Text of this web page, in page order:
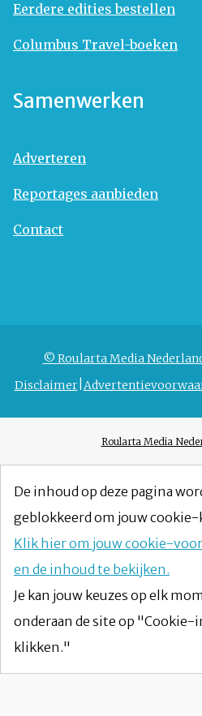
Eerdere edities bestellen
Columbus Travel-boeken
Samenwerken
Adverteren
Reportages aanbieden
Contact
© Roularta Media
Disclaimer
Roularta Media
De inhoud op deze pagina
geblokkeerd om jouw cookie-
Klik hier om jouw cookie-
en de inhoud te bekijken.
Je kan jouw keuzes op elk
onderaan de site op
klikken."